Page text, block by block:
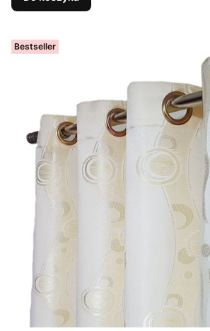
Bestseller